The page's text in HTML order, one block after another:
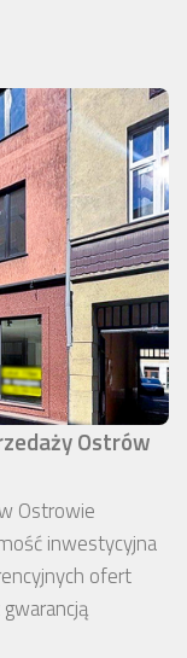
Ostrów
Ostrowie
inwestycyjna
ofert